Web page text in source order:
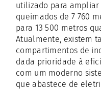
utilizado para ampliar
queimados de 7 760
para 13 500 metros
Atualmente, existem
compartimentos de
dada prioridade à
com um moderno
que abastece de